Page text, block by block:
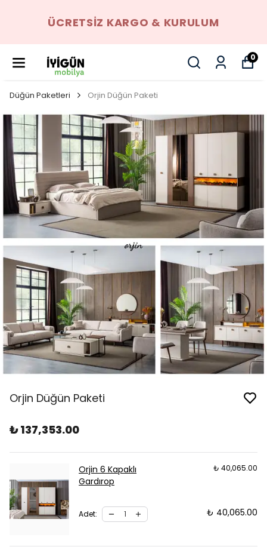
ÜCRETSIZ KARGO & KURULUM
0
Düğün Paketleri Orjin Düğün Paketi
Orjin Düğün Paketi
₺ 137,353.00
Orjin 6 Kapaklı
Gardırop
₺ 40,065.00
Adet: ₺ 40,065.00